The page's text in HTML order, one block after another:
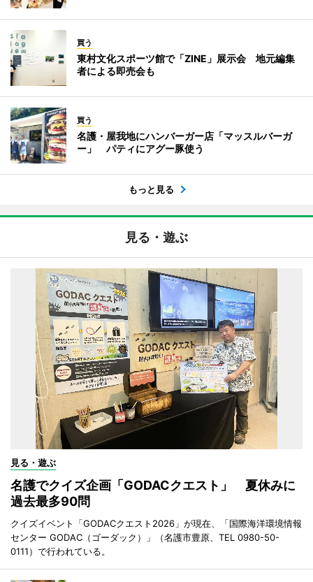
買う
東村文化スポーツ館で「ZINE」展示会 地元編集
者による即売会も
買う
名護・屋我地にハンバーガー店「マッスルバーガ
ー」 パティにアグー豚使う
もっと見る
見る・遊ぶ
見る・遊ぶ
名護でクイズ企画「GODACクエスト」 夏休みに
過去最多90問
クイズイベント「GODACクエスト2026」が現在、「国際海洋環境情報
センター GODAC（ゴーダック）」（名護市豊原、TEL 0980-50-
0111）で行われている。